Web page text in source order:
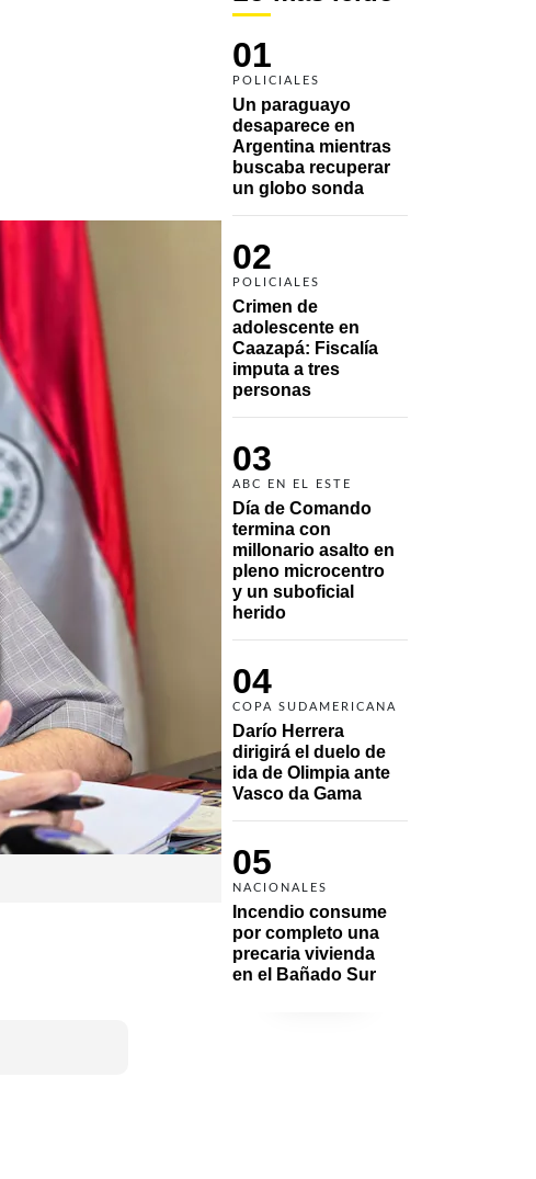
01
POLICIALES
Un paraguayo
desaparece en
Argentina mientras
buscaba recuperar
un globo sonda
02
POLICIALES
Crimen de
adolescente en
Caazapá: Fiscalía
imputa a tres
personas
03
ABC EN EL ESTE
Día de Comando
termina con
millonario asalto en
pleno microcentro
y un suboficial
herido
04
COPA SUDAMERICANA
Darío Herrera
dirigirá el duelo de
ida de Olimpia ante
Vasco da Gama
05
NACIONALES
Incendio consume
por completo una
precaria vivienda
en el Bañado Sur